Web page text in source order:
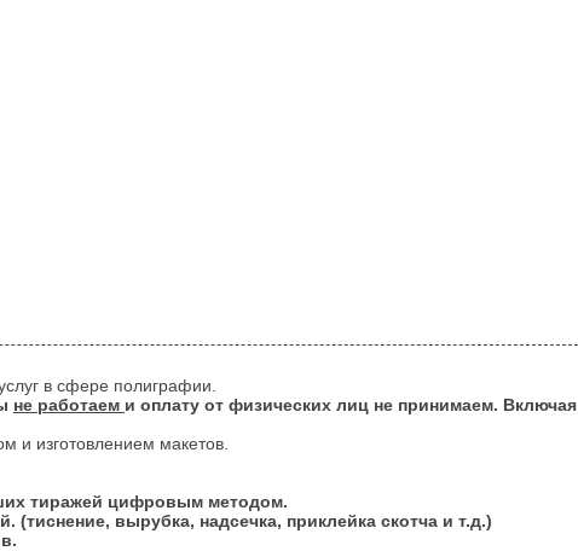
в сфере полиграфии.
не работаем и оплату от физических лиц не принимаем. Включая
и изготовлением макетов.
тиражей цифровым методом.
(тиснение, вырубка, надсечка, приклейка скотча и т.д.)